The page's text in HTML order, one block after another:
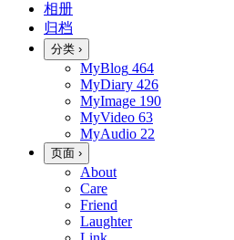
相册
归档
分类 ›
MyBlog 464
MyDiary 426
MyImage 190
MyVideo 63
MyAudio 22
页面 ›
About
Care
Friend
Laughter